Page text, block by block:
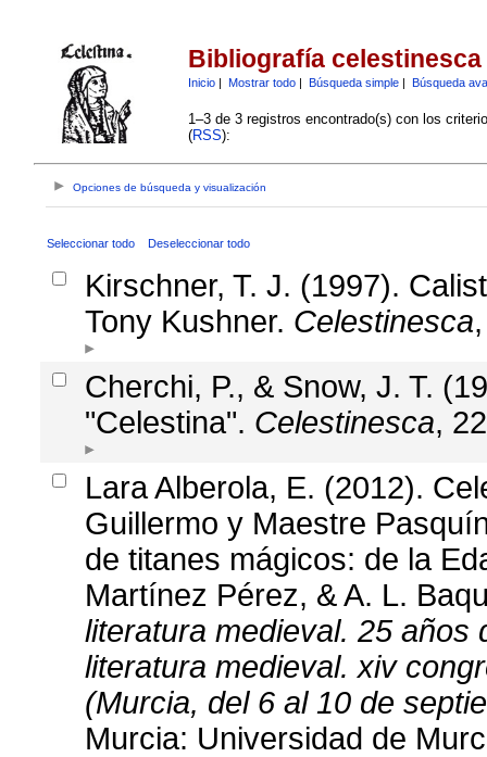
Bibliografía celestinesca
Inicio| Mostrar todo| Búsqueda simple| Búsqueda
1–3 de 3 registros encontrado(s) con los
(RSS):
Opciones de búsqueda y visualización
Seleccionar todo Deseleccionar todo
Kirschner, T. J. (1997).
Tony Kushner. Celestinesca
Cherchi, P., & Snow, J. T.
"Celestina". Celestinesca,
Lara Alberola, E. (2012).
Guillermo y Maestre
de titanes mágicos: de la
Martínez Pérez, & A. L.
literatura medieval. 25 años
literatura medieval. xiv
(Murcia, del 6 al 10 de
Murcia: Universidad de